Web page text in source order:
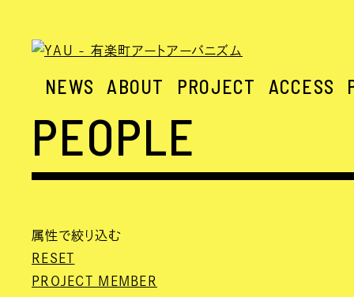
NEWS ABOUT PROJECT ACCESS
PEOPLE
属性で絞り込む
RESET
PROJECT MEMBER